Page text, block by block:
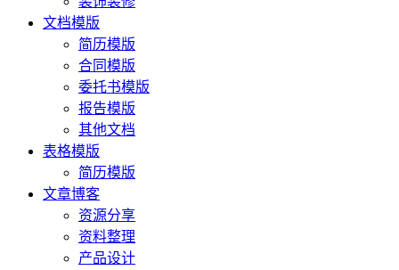
文档模版
简历模版
合同模版
委托书模版
报告模版
其他文档
表格模版
简历模版
文章博客
资源分享
资料整理
产品设计